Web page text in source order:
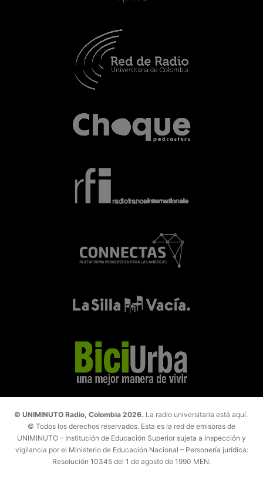
© UNIMINUTO Radio, Colombia 2026. La radio universitaria está aquí.
© Todos los derechos reservados. Esta es la red de emisoras de
UNIMINUTO – Institución de Educación Superior sujeta a inspección y
vigilancia por el Ministerio de Educación Nacional – Personería jurídica:
Resolución 10345 del 1 de agosto de 1990 MEN.